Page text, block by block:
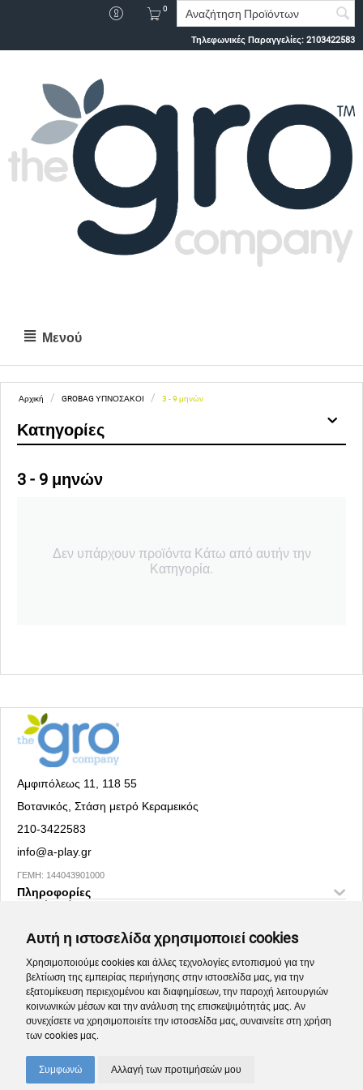
Αυτή η ιστοσελίδα χρησιμοποιεί cookies
Χρησιμοποιούμε cookies και άλλες τεχνολογίες εντοπισμού για την
βελτίωση της εμπειρίας περιήγησης στην ιστοσελίδα μας, για την
εξατομίκευση περιεχομένου και διαφημίσεων, την παροχή λειτουργιών
κοινωνικών μέσων και την ανάλυση της επισκεψιμότητάς μας. Αν
συνεχίσετε να χρησιμοποιείτε την ιστοσελίδα μας, συναινείτε στη χρήση
των cookies μας.
Συμφωνώ Αλλαγή των προτιμήσεών μου
0
Τηλεφωνικές Παραγγελίες: 2103422583
Μενού
Αρχική / GROBAG ΥΠΝΟΣΑΚΟΙ / 3 - 9 μηνών
Κατηγορίες
3 - 9 μηνών
Δεν υπάρχουν προϊόντα Κάτω από αυτήν την
Κατηγορία.
Αμφιπόλεως 11, 118 55
Βοτανικός, Στάση μετρό Κεραμεικός
210-3422583
info@a-play.gr
ΓΕΜΗ: 144043901000
Πληροφορίες